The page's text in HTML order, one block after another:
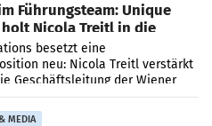
Führungsteam: Unique
Nicola Treitl in die
besetzt eine
neu: Nicola Treitl verstärkt
Geschäftsleitung der Wiener
an der Seite von Josef Kalina und
Mahr.
MEDIA